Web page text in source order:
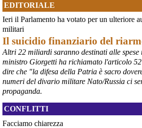
borsaitaliana.it/borsa/notizie
Si sta ragionando su un piano B per
dell’area a caldo dell’ILVA?
#ILVA
@peacelink
6/8/2026 21:41
cronachetarantine.it/index.php
il Governo ha manifestato l’intenzione di
provvedimento straordinario per attenuare
economiche e sociali della prevista fermata
chiesto alle rappresentanze del territorio di
concrete per definirne i contenuti.
questa disponibilità.
#
ILVA Taranto
EDITORIALE
Ieri il Parlamento ha votato per un ulteriore
militari
Il suicidio finanziario del
Altri 22 miliardi saranno destinati alle
ministro Giorgetti ha richiamato l'articolo
dire che "la difesa della Patria è sacro
numeri del divario militare Nato/Russia ci
propaganda.
CONFLITTI
Facciamo chiarezza